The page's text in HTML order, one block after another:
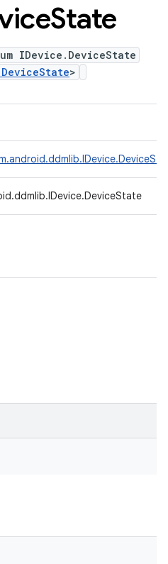
State
IDevice.DeviceState
>